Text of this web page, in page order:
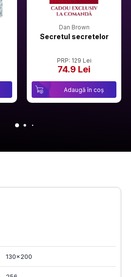
Dan Brown
Secretul secretelor
PRP: 129 Lei
74.9 Lei
Adaugă în coș
130x200